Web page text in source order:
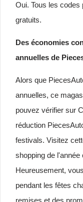
Oui. Tous les
gratuits.
Des économies
annuelles de
Alors que
annuelles, ce
pouvez vérifier sur
réduction
festivals. Visitez
shopping de
Heureusement,
pendant les fêtes